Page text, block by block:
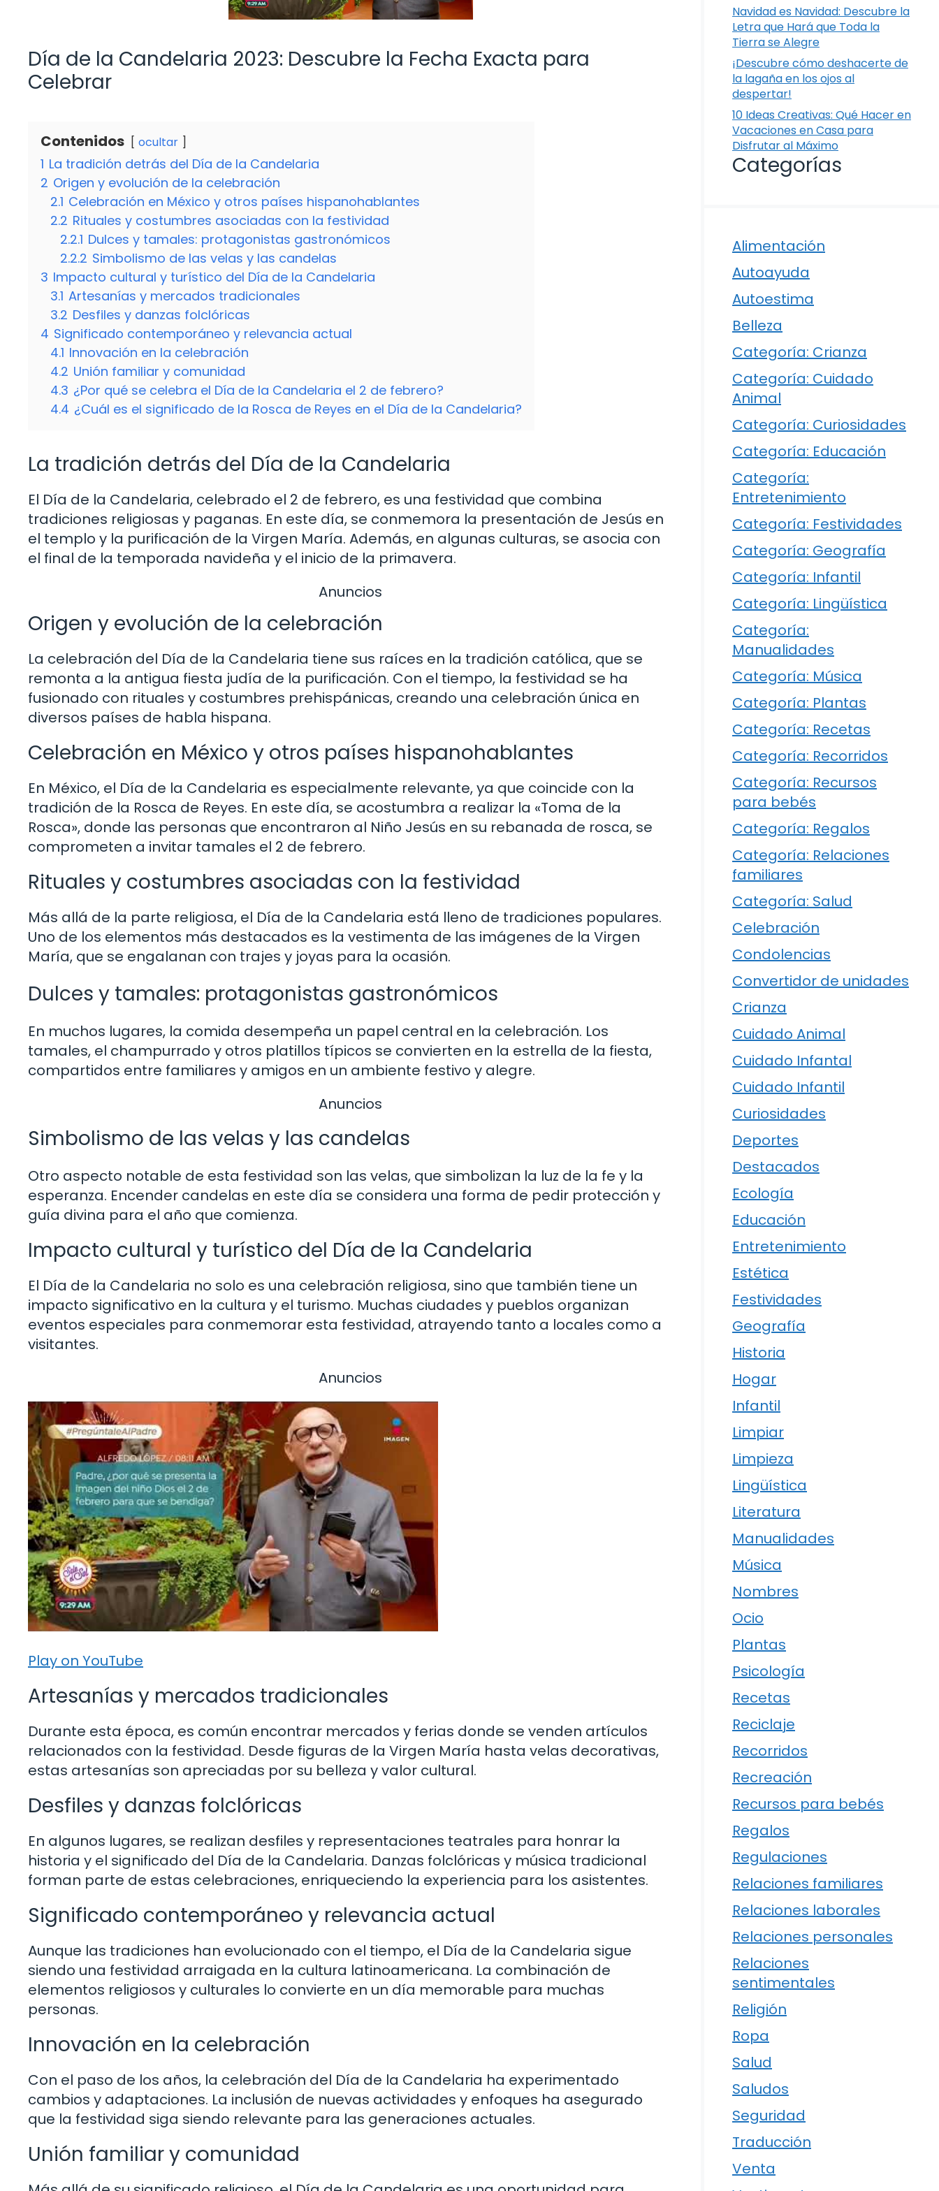
Día de la Candelaria 2023: Descubre la Fecha Exacta para
Celebrar
Contenidos ocultar
1 La tradición detrás del Día de la Candelaria
2 Origen y evolución de la celebración
2.1 Celebración en México y otros países hispanohablantes
2.2 Rituales y costumbres asociadas con la festividad
2.2.1 Dulces y tamales: protagonistas gastronómicos
2.2.2 Simbolismo de las velas y las candelas
3 Impacto cultural y turístico del Día de la Candelaria
3.1 Artesanías y mercados tradicionales
3.2 Desfiles y danzas folclóricas
4 Significado contemporáneo y relevancia actual
4.1 Innovación en la celebración
4.2 Unión familiar y comunidad
4.3 ¿Por qué se celebra el Día de la Candelaria el 2 de febrero?
4.4 ¿Cuál es el significado de la Rosca de Reyes en el Día de la Candelaria?
La tradición detrás del Día de la Candelaria
El Día de la Candelaria, celebrado el 2 de febrero, es una festividad que combina
tradiciones religiosas y paganas. En este día, se conmemora la presentación de Jesús en
el templo y la purificación de la Virgen María. Además, en algunas culturas, se asocia con
el final de la temporada navideña y el inicio de la primavera.
Anuncios
Origen y evolución de la celebración
La celebración del Día de la Candelaria tiene sus raíces en la tradición católica, que se
remonta a la antigua fiesta judía de la purificación. Con el tiempo, la festividad se ha
fusionado con rituales y costumbres prehispánicas, creando una celebración única en
diversos países de habla hispana.
Celebración en México y otros países hispanohablantes
En México, el Día de la Candelaria es especialmente relevante, ya que coincide con la
tradición de la Rosca de Reyes. En este día, se acostumbra a realizar la «Toma de la
Rosca», donde las personas que encontraron al Niño Jesús en su rebanada de rosca, se
comprometen a invitar tamales el 2 de febrero.
Rituales y costumbres asociadas con la festividad
Más allá de la parte religiosa, el Día de la Candelaria está lleno de tradiciones populares.
Uno de los elementos más destacados es la vestimenta de las imágenes de la Virgen
María, que se engalanan con trajes y joyas para la ocasión.
Dulces y tamales: protagonistas gastronómicos
En muchos lugares, la comida desempeña un papel central en la celebración. Los
tamales, el champurrado y otros platillos típicos se convierten en la estrella de la fiesta,
compartidos entre familiares y amigos en un ambiente festivo y alegre.
Anuncios
Simbolismo de las velas y las candelas
Otro aspecto notable de esta festividad son las velas, que simbolizan la luz de la fe y la
esperanza. Encender candelas en este día se considera una forma de pedir protección y
guía divina para el año que comienza.
Impacto cultural y turístico del Día de la Candelaria
El Día de la Candelaria no solo es una celebración religiosa, sino que también tiene un
impacto significativo en la cultura y el turismo. Muchas ciudades y pueblos organizan
eventos especiales para conmemorar esta festividad, atrayendo tanto a locales como a
visitantes.
Anuncios
Play on YouTube
Artesanías y mercados tradicionales
Durante esta época, es común encontrar mercados y ferias donde se venden artículos
relacionados con la festividad. Desde figuras de la Virgen María hasta velas decorativas,
estas artesanías son apreciadas por su belleza y valor cultural.
Desfiles y danzas folclóricas
En algunos lugares, se realizan desfiles y representaciones teatrales para honrar la
historia y el significado del Día de la Candelaria. Danzas folclóricas y música tradicional
forman parte de estas celebraciones, enriqueciendo la experiencia para los asistentes.
Significado contemporáneo y relevancia actual
Aunque las tradiciones han evolucionado con el tiempo, el Día de la Candelaria sigue
siendo una festividad arraigada en la cultura latinoamericana. La combinación de
elementos religiosos y culturales lo convierte en un día memorable para muchas
personas.
Innovación en la celebración
Con el paso de los años, la celebración del Día de la Candelaria ha experimentado
cambios y adaptaciones. La inclusión de nuevas actividades y enfoques ha asegurado
que la festividad siga siendo relevante para las generaciones actuales.
Unión familiar y comunidad
Navidad es Navidad: Descubre la
Letra que Hará que Toda la
Tierra se Alegre
¡Descubre cómo deshacerte de
la lagaña en los ojos al
despertar!
10 Ideas Creativas: Qué Hacer en
Vacaciones en Casa para
Disfrutar al Máximo
Categorías
Alimentación
Autoayuda
Autoestima
Belleza
Categoría: Crianza
Categoría: Cuidado
Animal
Categoría: Curiosidades
Categoría: Educación
Categoría:
Entretenimiento
Categoría: Festividades
Categoría: Geografía
Categoría: Infantil
Categoría: Lingüística
Categoría:
Manualidades
Categoría: Música
Categoría: Plantas
Categoría: Recetas
Categoría: Recorridos
Categoría: Recursos
para bebés
Categoría: Regalos
Categoría: Relaciones
familiares
Categoría: Salud
Celebración
Condolencias
Convertidor de unidades
Crianza
Cuidado Animal
Cuidado Infantal
Cuidado Infantil
Curiosidades
Deportes
Destacados
Ecología
Educación
Entretenimiento
Estética
Festividades
Geografía
Historia
Hogar
Infantil
Limpiar
Limpieza
Lingüística
Literatura
Manualidades
Música
Nombres
Ocio
Plantas
Psicología
Recetas
Reciclaje
Recorridos
Recreación
Recursos para bebés
Regalos
Regulaciones
Relaciones familiares
Relaciones laborales
Relaciones personales
Relaciones
sentimentales
Religión
Ropa
Salud
Saludos
Seguridad
Traducción
Venta